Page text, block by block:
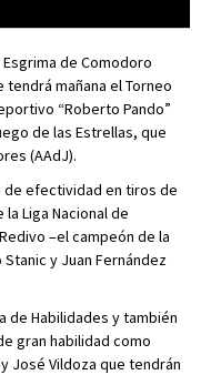
de Comodoro
mañana el Torneo
“Roberto Pando”
de las Estrellas, que
(AAdJ).
de efectividad en tiros de
Liga Nacional de
–el campeón de la
y Juan Fernández
de Habilidades y también
gran habilidad como
José Vildoza que tendrán